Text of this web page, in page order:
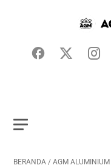
BERANDA / AGM ALUMINIUM